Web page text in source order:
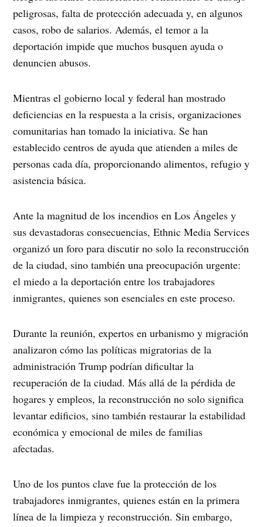
peligrosas, falta de protección adecuada y, en algunos
casos, robo de salarios. Además, el temor a la
deportación impide que muchos busquen ayuda o
denuncien abusos.
Mientras el gobierno local y federal han mostrado
deficiencias en la respuesta a la crisis, organizaciones
comunitarias han tomado la iniciativa. Se han
establecido centros de ayuda que atienden a miles de
personas cada día, proporcionando alimentos, refugio y
asistencia básica.
Ante la magnitud de los incendios en Los Ángeles y
sus devastadoras consecuencias, Ethnic Media Services
organizó un foro para discutir no solo la reconstrucción
de la ciudad, sino también una preocupación urgente:
el miedo a la deportación entre los trabajadores
inmigrantes, quienes son esenciales en este proceso.
Durante la reunión, expertos en urbanismo y migración
analizaron cómo las políticas migratorias de la
administración Trump podrían dificultar la
recuperación de la ciudad. Más allá de la pérdida de
hogares y empleos, la reconstrucción no solo significa
levantar edificios, sino también restaurar la estabilidad
económica y emocional de miles de familias
afectadas.
Uno de los puntos clave fue la protección de los
trabajadores inmigrantes, quienes están en la primera
línea de la limpieza y reconstrucción. Sin embargo,